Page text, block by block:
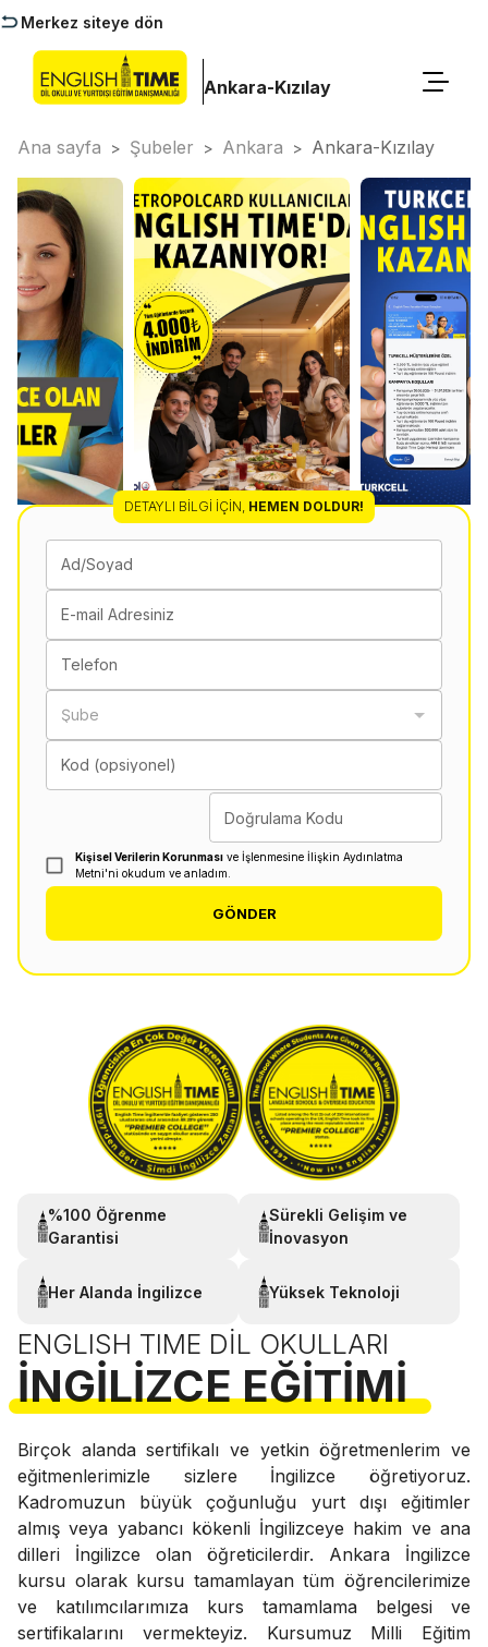
Merkez siteye dön
Ankara-Kızılay
Ana sayfa > Şubeler > Ankara > Ankara-Kızılay
DETAYLI BILGI İÇIN, HEMEN DOLDUR!
Ad/Soyad
E-mail Adresiniz
Telefon
Şube
Kod (opsiyonel)
Doğrulama Kodu
Kişisel Verilerin Korunması ve İşlenmesine İlişkin Aydınlatma
Metni'ni okudum ve anladım.
GÖNDER
%100 Öğrenme
Garantisi
Sürekli Gelişim ve
İnovasyon
Her Alanda İngilizce Yüksek Teknoloji
ENGLISH TIME DIL OKULLARI
İNGILIZCE EĞITIMI
Birçok alanda sertifikalı ve yetkin öğretmenlerim ve
eğitmenlerimizle sizlere İngilizce öğretiyoruz.
Kadromuzun büyük çoğunluğu yurt dışı eğitimler
almış veya yabancı kökenli İngilizceye hakim ve ana
dilleri İngilizce olan öğreticilerdir. Ankara İngilizce
kursu olarak kursu tamamlayan tüm öğrencilerimize
ve katılımcılarımıza kurs tamamlama belgesi ve
sertifikalarını vermekteyiz. Kursumuz Milli Eğitim